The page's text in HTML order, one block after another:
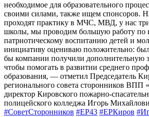
необходимое для образовательного
своими силами, также ищем спонсоров.
проходят практику в МЧС, МВД, у нас
школы, мы проводим большую работу по
патриотическому воспитанию детей и
инициативу оцениваю положительно:
бы компании получили дополнительную
чтобы помогать в развитии среднего
образования, — отметил Председатель
регионального совета сторонников ВПП
директор Кировского пожарно-
полицейского колледжа Игорь
#СоветСторонников #ЕР43 #ЕРКиров